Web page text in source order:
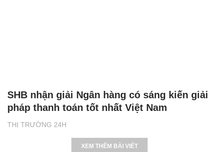
THỊ TRƯỜNG 24H
SHB nhận giải Ngân hàng có sáng kiến giải
pháp thanh toán tốt nhất Việt Nam
XEM THÊM BÀI VIẾT